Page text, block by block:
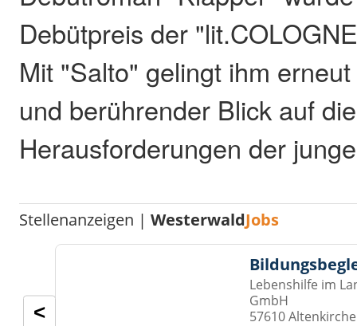
Debütpreis der
Mit "Salto" gelingt ihm
und berührender Blick auf die
Herausforderungen der
Stellenanzeigen |WesterwaldJobs
Lebenshilfe im
GmbH
57610
<